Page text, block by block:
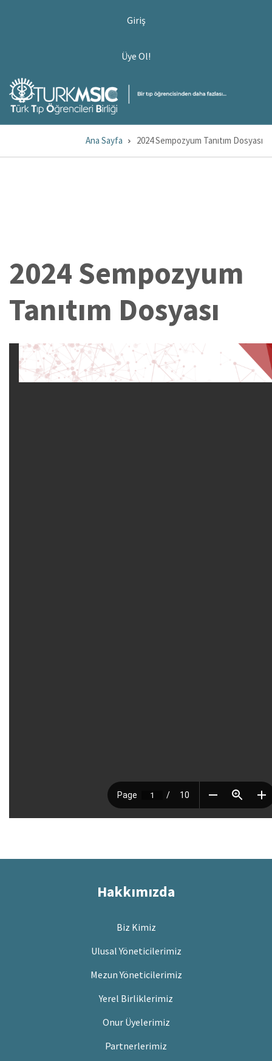
Giriş
Üye Ol!
Ana Sayfa 2024 Sempozyum Tanıtım Dosyası
2024 Sempozyum
Tanıtım Dosyası
Hakkımızda
Biz Kimiz
Ulusal Yöneticilerimiz
Mezun Yöneticilerimiz
Yerel Birliklerimiz
Onur Üyelerimiz
Partnerlerimiz